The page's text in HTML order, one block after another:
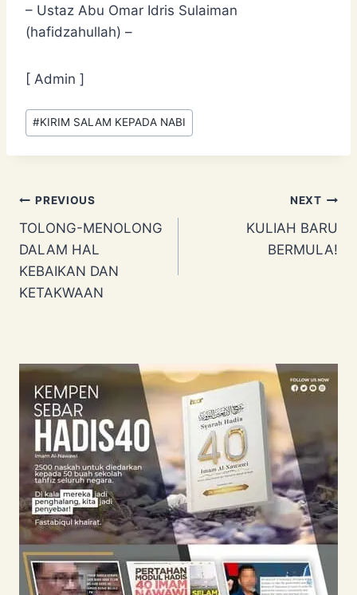
– Ustaz Abu Omar Idris Sulaiman
(hafidzahullah) –
[ Admin ]
Post
Tags:
#KIRIM SALAM KEPADA NABI
Post
navigation
PREVIOUS
TOLONG-MENOLONG
DALAM HAL
KEBAIKAN DAN
KETAKWAAN
NEXT
KULIAH BARU
BERMULA!